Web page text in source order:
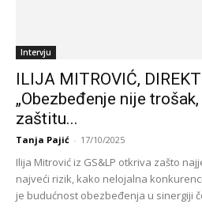
Intervju
ILIJA MITROVIĆ,
„Obezbeđenje nije
zaštitu...
Tanja Pajić - 17/10/2025
Ilija Mitrović iz GS&LP otkriva zašto
najveći rizik, kako nelojalna
je budućnost obezbeđenja u sinergiji